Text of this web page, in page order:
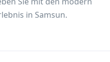
in Samsun.